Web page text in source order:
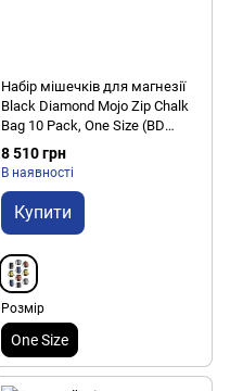
Набір мішечків для магнезії
Black Diamond Mojo Zip Chalk
Bag 10 Pack, One Size (BD
6301140000ALL1)
8 510 грн
В наявності
Купити
Розмір
One Size